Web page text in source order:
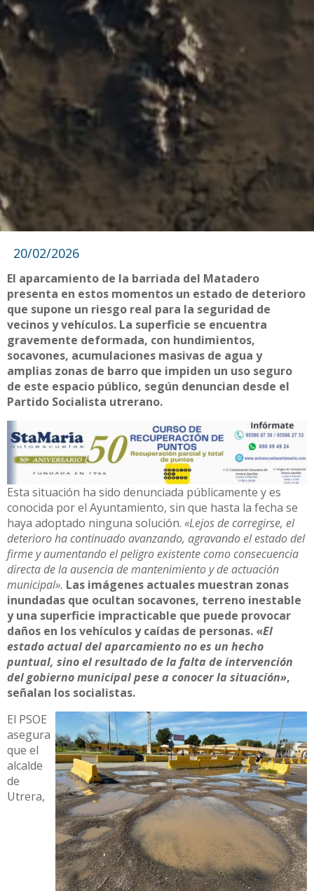
20/02/2026
El aparcamiento de la barriada del Matadero
presenta en estos momentos un estado de deterioro
que supone un riesgo real para la seguridad de
vecinos y vehículos. La superficie se encuentra
gravemente deformada, con hundimientos,
socavones, acumulaciones masivas de agua y
amplias zonas de barro que impiden un uso seguro
de este espacio público, según denuncian desde el
Partido Socialista utrerano.
Esta situación ha sido denunciada públicamente y es
conocida por el Ayuntamiento, sin que hasta la fecha se
haya adoptado ninguna solución. «Lejos de corregirse, el
deterioro ha continuado avanzando, agravando el estado del
firme y aumentando el peligro existente como consecuencia
directa de la ausencia de mantenimiento y de actuación
municipal». Las imágenes actuales muestran zonas
inundadas que ocultan socavones, terreno inestable
y una superficie impracticable que puede provocar
daños en los vehículos y caídas de personas. «El
estado actual del aparcamiento no es un hecho
puntual, sino el resultado de la falta de intervención
del gobierno municipal pese a conocer la situación»,
señalan los socialistas.
El PSOE
asegura
que el
alcalde
de
Utrera,